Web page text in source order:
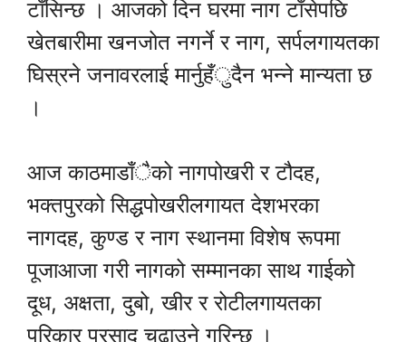
टाँसिन्छ । आजको दिन घरमा नाग टाँसेपछि
खेतबारीमा खनजोत नगर्ने र नाग, सर्पलगायतका
घिस्रने जनावरलाई मार्नुहँुदैन भन्ने मान्यता छ
।
आज काठमाडाँैको नागपोखरी र टौदह,
भक्तपुरको सिद्धपोखरीलगायत देशभरका
नागदह, कुण्ड र नाग स्थानमा विशेष रूपमा
पूजाआजा गरी नागको सम्मानका साथ गाईको
दूध, अक्षता, दुबो, खीर र रोटीलगायतका
परिकार प्रसाद चढाउने गरिन्छ ।